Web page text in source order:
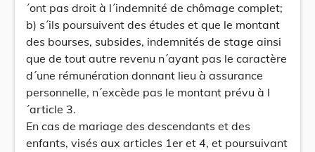
´ont pas droit à l´indemnité de chômage complet;
b) s´ils poursuivent des études et que le montant
des bourses, subsides, indemnités de stage ainsi
que de tout autre revenu n´ayant pas le caractère
d´une rémunération donnant lieu à assurance
personnelle, n´excède pas le montant prévu à l
´article 3.
En cas de mariage des descendants et des
enfants, visés aux articles 1er et 4, et poursuivant